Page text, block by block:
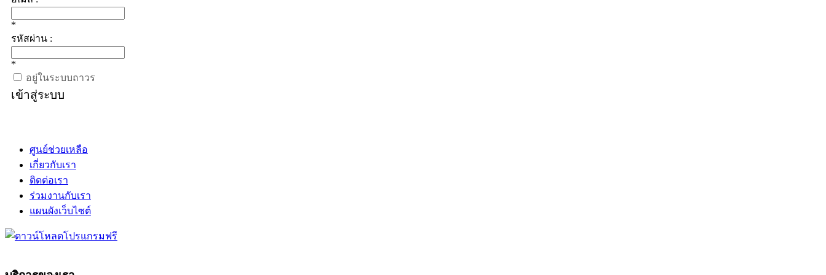
*
รหัสผ่าน :
*
อยู่ในระบบถาวร
เข้าสู่ระบบ
ศูนย์ช่วยเหลือ
เกี่ยวกับเรา
ติดต่อเรา
ร่วมงานกับเรา
แผนผังเว็บไซต์